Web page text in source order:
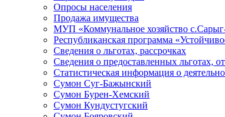
Опросы населения
Продажа имущества
МУП «Коммунальное хозяйство
Республиканская программа
Сведения о льготах, рассрочках
Сведения о предоставленных льготах,
Статистическая информация о
Сумон Суг-Бажынский
Сумон Бурен-Хемский
Сумон Кундустугский